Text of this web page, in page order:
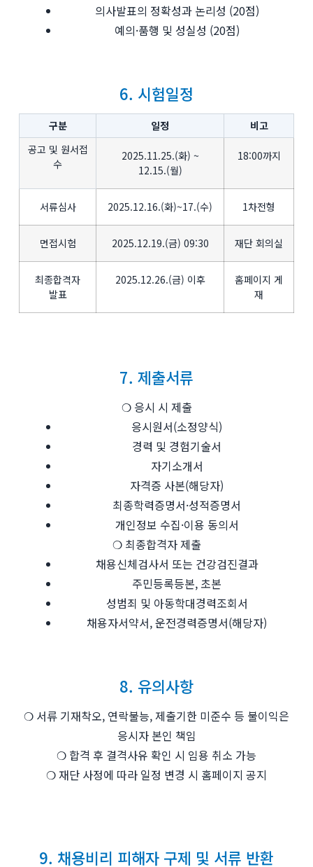
의사발표의 정확성과 논리성 (20점)
예의·품행 및 성실성 (20점)
6. 시험일정
구분 일정
비고
공고 및 원서접
수
2025.11.25.(화) ~
12.15.(월)
18:00까지
서류심사 2025.12.16.(화)~17.(수) 1차전형
면접시험 2025.12.19.(금) 09:30 재단 회의실
최종합격자
발표
2025.12.26.(금) 이후
홈페이지 게
재
7. 제출서류
❍ 응시 시 제출
응시원서(소정양식)
경력 및 경험기술서
자기소개서
자격증 사본(해당자)
최종학력증명서·성적증명서
개인정보 수집·이용 동의서
❍ 최종합격자 제출
채용신체검사서 또는 건강검진결과
주민등록등본, 초본
성범죄 및 아동학대경력조회서
채용자서약서, 운전경력증명서(해당자)
8. 유의사항
❍ 서류 기재착오, 연락불능, 제출기한 미준수 등 불이익은
응시자 본인 책임
❍ 합격 후 결격사유 확인 시 임용 취소 가능
❍ 재단 사정에 따라 일정 변경 시 홈페이지 공지
9. 채용비리 피해자 구제 및 서류 반환